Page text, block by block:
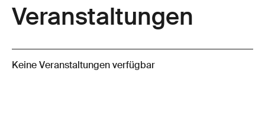
Veranstaltungen
Keine Veranstaltungen verfügbar